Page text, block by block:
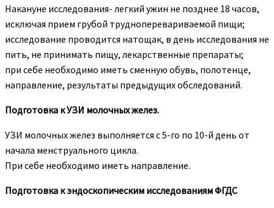
Накануне исследования- легкий ужин не позднее 18 часов,
исключая прием грубой трудноперевариваемой пищи;
исследование проводится натощак, в день исследования не
пить, не принимать пищу, лекарственные препараты;
при себе необходимо иметь сменную обувь, полотенце,
направление, результаты предыдущих обследований.
Подготовка к УЗИ молочных желез.
УЗИ молочных желез выполняется с 5-го по 10-й день от
начала менструального цикла.
При себе необходимо иметь направление.
Подготовка к эндоскопическим исследованиям ФГДС